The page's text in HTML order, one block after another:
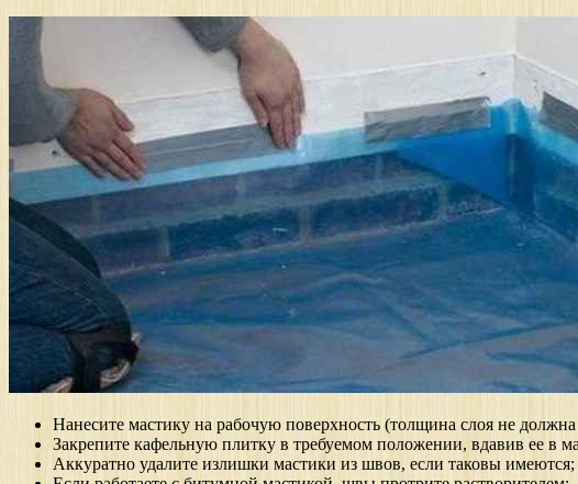
Нанесите мастику на рабочую поверхность (толщина слоя не
Закрепите кафельную плитку в требуемом положении, вдавив ее в
Аккуратно удалите излишки мастики из швов, если таковы имеются;